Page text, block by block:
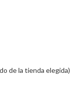
de la tienda elegida)